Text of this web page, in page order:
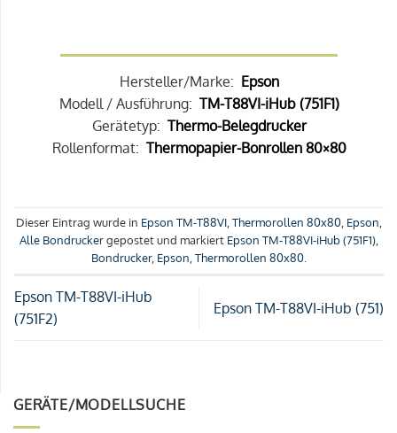
GERÄTE/MODELLSUCHE
Hersteller/Marke: Epson
Modell / Ausführung: TM-T88VI-iHub (751F1)
Gerätetyp: Thermo-Belegdrucker
Rollenformat: Thermopapier-Bonrollen 80×80
Dieser Eintrag wurde in Epson TM-T88VI,Thermorollen 80x80, Epson,
Alle Bondruckergepostet und markiert Epson TM-T88VI-iHub (751F1),
Bondrucker, Epson,Thermorollen 80x80.
Epson TM-T88VI-iHub
(751F2)
Epson TM-T88VI-iHub (751)